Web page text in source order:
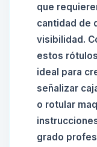
que
cantidad de
visibilidad.
estos
ideal para
señalizar
o rotular
grado